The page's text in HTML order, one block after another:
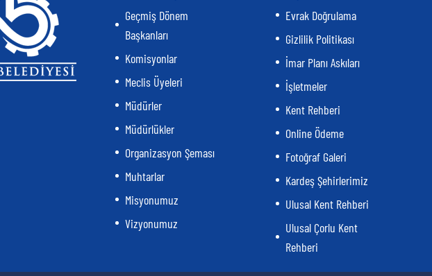
Geçmiş Dönem
Başkanları
Komisyonlar
Meclis Üyeleri
Müdürler
Müdürlükler
Organizasyon Şeması
Muhtarlar
Misyonumuz
Vizyonumuz
Evrak Doğrulama
Gizlilik Politikası
İmar Planı Askıları
İşletmeler
Kent Rehberi
Online Ödeme
Fotoğraf Galeri
Kardeş Şehirlerimiz
Ulusal Kent Rehberi
Ulusal Çorlu Kent
Rehberi